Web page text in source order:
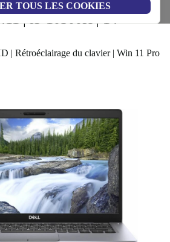
TOUS LES COOKIES
| i5-10300H | 14-
| Rétroéclairage du clavier | Win 11 Pro